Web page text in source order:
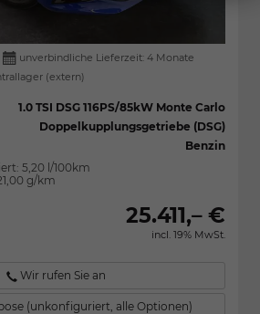
unverbindliche Lieferzeit: 4 Monate
(extern)
1.0 TSI DSG 116PS/85kW Monte Carlo
Doppelkupplungsgetriebe (DSG)
Benzin
5,20 l/100km
g/km
25.411,– €
incl. 19% MwSt.
Wir rufen Sie an
(unkonfiguriert, alle Optionen)